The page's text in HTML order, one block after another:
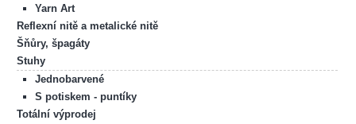
Yarn Art
Reflexní nitě a metalické nitě
Šňůry, špagáty
Stuhy
Jednobarvené
S potiskem - puntíky
Totální výprodej